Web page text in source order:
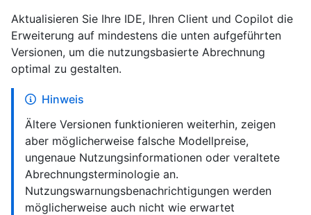
Aktualisieren Sie Ihre IDE, Ihren Client und Copilot die
Erweiterung auf mindestens die unten aufgeführten
Versionen, um die nutzungsbasierte Abrechnung
optimal zu gestalten.
Hinweis
Ältere Versionen funktionieren weiterhin, zeigen
aber möglicherweise falsche Modellpreise,
ungenaue Nutzungsinformationen oder veraltete
Abrechnungsterminologie an.
Nutzungswarnungsbenachrichtigungen werden
möglicherweise auch nicht wie erwartet